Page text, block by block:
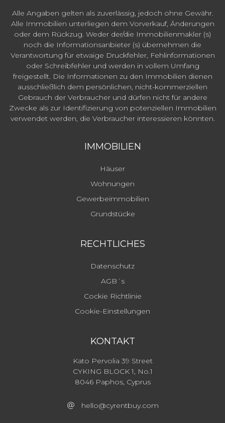
Alle Angaben gelten als zuverlässig, jedoch ohne Gewähr.
Alle Immobilien unterliegen dem Vorverkauf, Änderungen
oder dem Rückzug. Weder der/die Immobilienmakler (s)
noch die Informationsanbieter (s) übernehmen die
Verantwortung für etwaige Druckfehler, Fehlinformationen
oder Schreibfehler und werden in vollem Umfang
freigestellt. Die Informationen zu den Immobilien dienen
ausschließlich dem persönlichen, nicht-kommerziellen
Gebrauch der Verbraucher und dürfen nicht für andere
Zwecke als zur Identifizierung von potenziellen Immobilien
verwendet werden, die Verbraucher interessieren könnten.
IMMOBILIEN
Häuser
Wohnungen
Gewerbeimmobilien
Grundstücke
RECHTLICHES
Datenschutz
AGB´s
Cockie Richtlinie
Cookie-Einstellungen
KONTAKT
Kato Pervolia 39 Street
CYKING BLOCK 1, No.1
8046 Paphos, Cyprus
hello@cyrentbuy.com